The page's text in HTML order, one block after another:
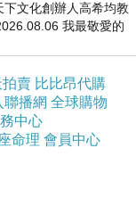
血與總總回憶
文化創辦人高希均教
我最敬愛的
高希均教
拍賣 比比昂代購
聯播網 全球購物
中心
命理 會員中心